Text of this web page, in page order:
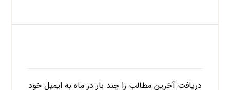
دریافت آخرین مطالب را چند بار در ماه به ایمیل خود